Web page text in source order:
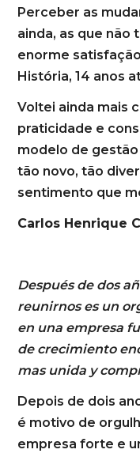
Perceber as
ainda, as que não
enorme
História, 14 anos
Voltei ainda mais
praticidade e
modelo de
tão novo, tão
sentimento que
Carlos Henrique
Después de dos
reunirnos es un
en una empresa
de crecimiento
mas unida y
Depois de dois
é motivo de
empresa forte e